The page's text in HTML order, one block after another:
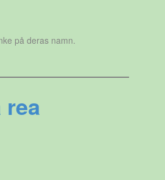
på deras namn.